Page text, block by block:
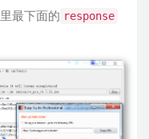
里最下面的 response